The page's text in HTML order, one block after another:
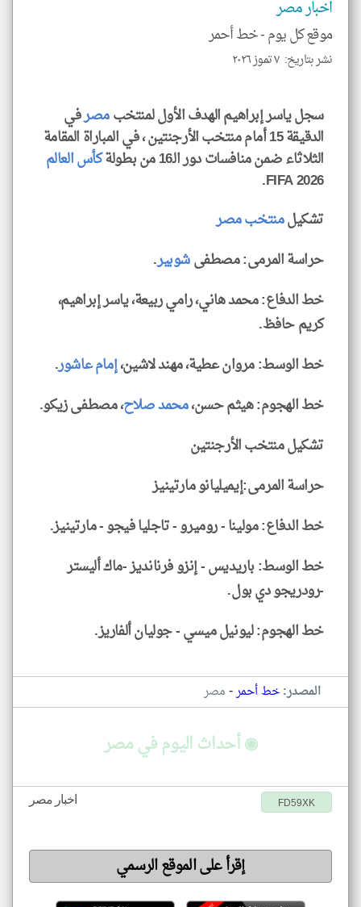
اخبار مصر
موقع كل يوم -خط أحمر
نشر بتاريخ: ٧ تموز ٢٠٢٦
سجل ياسر إبراهيم الهدف الأول لمنتخبمصرفي
الدقيقة 15 أمام منتخب الأرجنتين ، في المباراة المقامة
الثلاثاء ضمن منافسات دور الـ16 من بطولة
كأس العالم
FIFA 2026.
تشكيلمنتخب مصر
حراسة المرمى: مصطفىشوبير.
خط الدفاع: محمد هاني، رامي ربيعة، ياسر إبراهيم،
كريم حافظ.
خط الوسط: مروان عطية، مهند لاشين،إمام عاشور.
خط الهجوم: هيثم حسن،محمد صلاح، مصطفى زيكو.
تشكيل منتخب الأرجنتين
حراسة المرمى:إيميليانو مارتينيز
خط الدفاع: مولينا - روميرو - تاجليا فيجو - مارتينيز.
خط الوسط: باريديس - إنزو فرنانديز -ماك أليستر
-رودريجو دي بول.
خط الهجوم: ليونيل ميسي - جوليان ألفاريز.
المصدر:خط أحمر-مصر
◉ أحداث اليوم في مصر
اخبار مصر FD59XK
إقرأ على الموقع الرسمي
klyoum.com